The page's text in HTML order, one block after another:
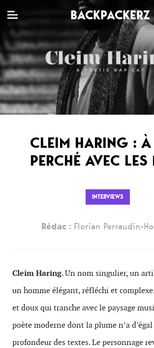
BACKPACKERZ
TV
Clips
Live
Web-séries
MAG
Dossiers
Tops
Chroniques
Newsletter
CLEIM HARING :
PERCHÉ AVEC
INTERVIEWS
Rédac : Florian Perraudin-
Cleim Haring. Un nom singulier, un
un homme élégant, réfléchi et
et doux qui tranche avec le paysage
poète moderne dont la plume n’a
profondeur des textes. Le personnage